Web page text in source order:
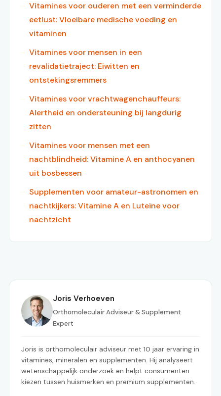
Vitamines voor ouderen met een verminderde
eetlust: Vloeibare medische voeding en
vitaminen
Vitamines voor mensen in een
revalidatietraject: Eiwitten en
ontstekingsremmers
Vitamines voor vrachtwagenchauffeurs:
Alertheid en ondersteuning bij langdurig
zitten
Vitamines voor mensen met een
nachtblindheid: Vitamine A en anthocyanen
uit bosbessen
Supplementen voor amateur-astronomen en
nachtkijkers: Vitamine A en Luteïne voor
nachtzicht
Joris Verhoeven
Orthomoleculair Adviseur & Supplement
Expert
Joris is orthomoleculair adviseur met 10 jaar ervaring in
vitamines, mineralen en supplementen. Hij analyseert
wetenschappelijk onderzoek en helpt consumenten
kiezen tussen huismerken en premium supplementen.